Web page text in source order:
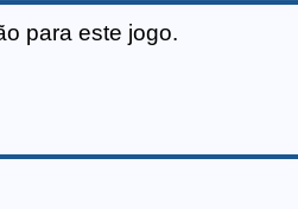
para este jogo.